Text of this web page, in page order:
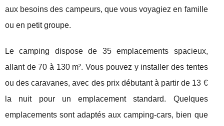
aux besoins des campeurs, que vous voyagiez en famille
ou en petit groupe.
Le camping dispose de 35 emplacements spacieux,
allant de 70 à 130 m². Vous pouvez y installer des tentes
ou des caravanes, avec des prix débutant à partir de 13 €
la nuit pour un emplacement standard. Quelques
emplacements sont adaptés aux camping-cars, bien que